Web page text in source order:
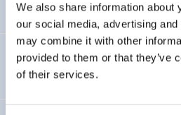
We also share information about
our social media, advertising
may combine it with other
provided to them or that they’ve
of their services.
Telearbeit